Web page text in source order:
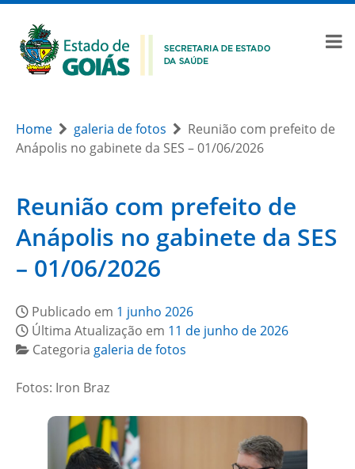
Home galeria de fotos
Reunião com prefeito de
Anápolis no gabinete da SES – 01/06/2026
Reunião com prefeito de
Anápolis no gabinete da SES
– 01/06/2026
Publicado em 1 junho 2026
Última Atualização em 11 de junho de 2026
Categoria galeria de fotos
Fotos: Iron Braz